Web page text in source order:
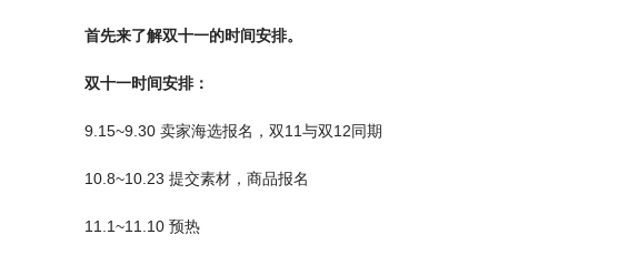
首先来了解双十一的时间安排。
双十一时间安排：
9.15~9.30 卖家海选报名，双11与双12同期
10.8~10.23 提交素材，商品报名
11.1~11.10 预热